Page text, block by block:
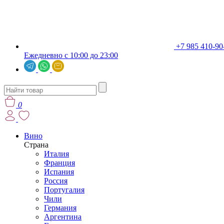
+7 985 410-
Ежедневно с 10:00 до 23:00
0
Вино
Страна
Италия
Франция
Испания
Россия
Португалия
Чили
Германия
Аргентина